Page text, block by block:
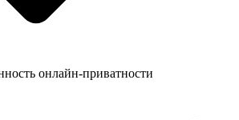
онлайн-приватности